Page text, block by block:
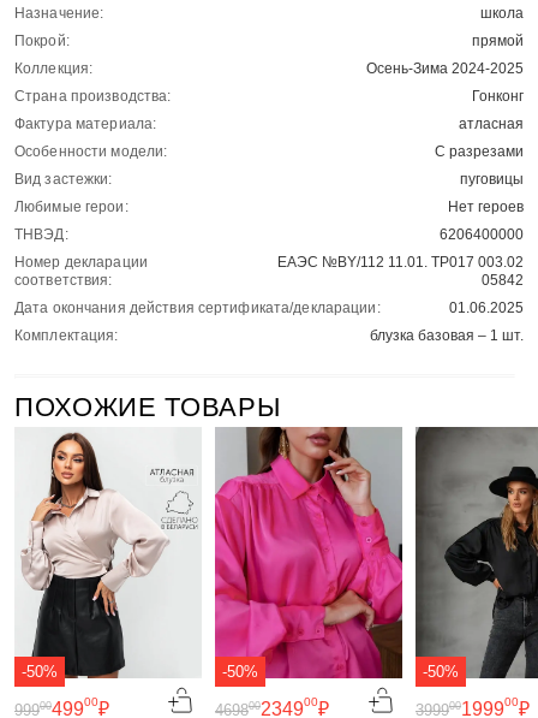
Назначение:
школа
Покрой:
прямой
Коллекция:
Осень-Зима 2024-2025
Страна производства:
Гонконг
Фактура материала:
атласная
Особенности модели:
С разрезами
Вид застежки:
пуговицы
Любимые герои:
Нет героев
ТНВЭД:
6206400000
Номер декларации
соответствия:
ЕАЭС №BY/112 11.01. ТР017 003.02
05842
Дата окончания действия сертификата/декларации:
01.06.2025
Комплектация:
блузка базовая – 1 шт.
ПОХОЖИЕ ТОВАРЫ
-50%
49900₽
99900
-50%
234900₽
469800
-50%
199900₽
399900